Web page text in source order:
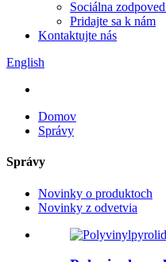
Sociálna
Pridajte sa k nám
Kontaktujte nás
English
Domov
Správy
Správy
Novinky o produktoch
Novinky z odvetvia